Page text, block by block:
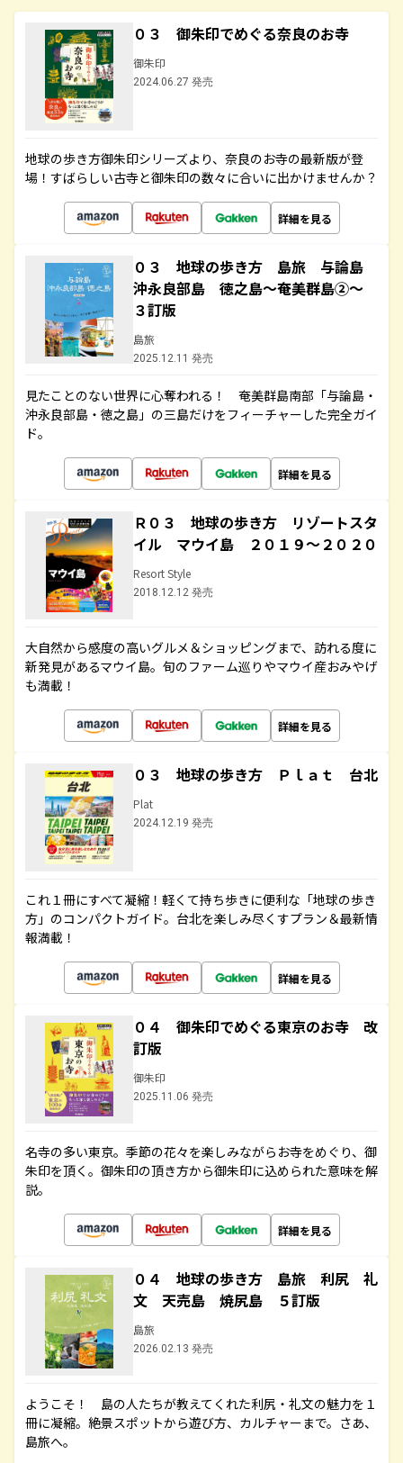
０３ 御朱印でめぐる奈良のお寺
御朱印
2024.06.27 発売
地球の歩き方御朱印シリーズより、奈良のお寺の最新版が登
場！すばらしい古寺と御朱印の数々に合いに出かけませんか？
詳細を見る
０３ 地球の歩き方 島旅 与論島
沖永良部島 徳之島～奄美群島②～
３訂版
島旅
2025.12.11 発売
見たことのない世界に心奪われる！ 奄美群島南部「与論島・
沖永良部島・徳之島」の三島だけをフィーチャーした完全ガイ
ド。
詳細を見る
Ｒ０３ 地球の歩き方 リゾートスタ
イル マウイ島 ２０１９～２０２０
Resort Style
2018.12.12 発売
大自然から感度の高いグルメ＆ショッピングまで、訪れる度に
新発見があるマウイ島。旬のファーム巡りやマウイ産おみやげ
も満載！
詳細を見る
０３ 地球の歩き方 Ｐｌａｔ 台北
Plat
2024.12.19 発売
これ１冊にすべて凝縮！軽くて持ち歩きに便利な「地球の歩き
方」のコンパクトガイド。台北を楽しみ尽くすプラン＆最新情
報満載！
詳細を見る
０４ 御朱印でめぐる東京のお寺 改
訂版
御朱印
2025.11.06 発売
名寺の多い東京。季節の花々を楽しみながらお寺をめぐり、御
朱印を頂く。御朱印の頂き方から御朱印に込められた意味を解
説。
詳細を見る
０４ 地球の歩き方 島旅 利尻 礼
文 天売島 焼尻島 ５訂版
島旅
2026.02.13 発売
ようこそ！ 島の人たちが教えてくれた利尻・礼文の魅力を１
冊に凝縮。絶景スポットから遊び方、カルチャーまで。さあ、
島旅へ。